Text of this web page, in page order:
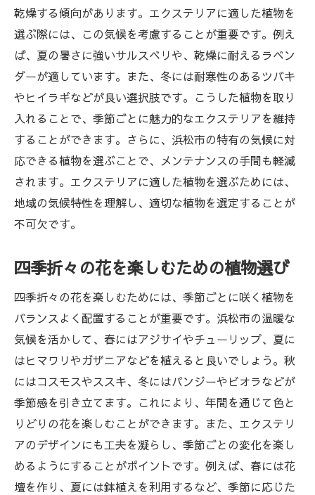
湿度の高い時期に強い植物の選定
風通しを良くする植物の選び方
浜松市の気候に適応した常緑樹の選択
浜松市の庭を彩るエクステリア植物の選定方法
四季を通じて楽しめる植物の選び方
季節ごとの花の選び方
彩り豊かな花を植えるコツ
低メンテナンスで美しい庭を作る方法
庭に彩りをもたらす植物の配置
季節ごとの庭の見せ方を考える
ヒント
庭のテーマに合った植物選び
植物の高さと配置のバランスを考える
エクステリアに色彩を加える植物選定
日当たりと植物の相性を考慮する
庭のメンテナンスを考えた植栽
エクステリアデザインに合う植物の選び方
浜松市のエクステリアを美しくする植物選びの
秘訣
花の咲く時期を考えた植物選び
乾燥する傾向があります。エクステリアに適した植物を
選ぶ際には、この気候を考慮することが重要です。例え
ば、夏の暑さに強いサルスベリや、乾燥に耐えるラベン
ダーが適しています。また、冬には耐寒性のあるツバキ
やヒイラギなどが良い選択肢です。こうした植物を取り
入れることで、季節ごとに魅力的なエクステリアを維持
することができます。さらに、浜松市の特有の気候に対
応できる植物を選ぶことで、メンテナンスの手間も軽減
されます。エクステリアに適した植物を選ぶためには、
地域の気候特性を理解し、適切な植物を選定することが
不可欠です。
四季折々の花を楽しむための植物選び
四季折々の花を楽しむためには、季節ごとに咲く植物を
バランスよく配置することが重要です。浜松市の温暖な
気候を活かして、春にはアジサイやチューリップ、夏に
はヒマワリやガザニアなどを植えると良いでしょう。秋
にはコスモスやススキ、冬にはパンジーやビオラなどが
季節感を引き立てます。これにより、年間を通じて色と
りどりの花を楽しむことができます。また、エクステリ
アのデザインにも工夫を凝らし、季節ごとの変化を楽し
めるようにすることがポイントです。例えば、春には花
壇を作り、夏には鉢植えを利用するなど、季節に応じた